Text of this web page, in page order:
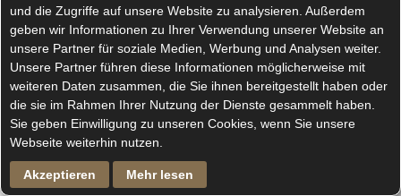
und die Zugriffe auf unsere Website zu analysieren. Außerdem
geben wir Informationen zu Ihrer Verwendung unserer Website an
unsere Partner für soziale Medien, Werbung und Analysen weiter.
Unsere Partner führen diese Informationen möglicherweise mit
weiteren Daten zusammen, die Sie ihnen bereitgestellt haben oder
die sie im Rahmen Ihrer Nutzung der Dienste gesammelt haben.
Sie geben Einwilligung zu unseren Cookies, wenn Sie unsere
Webseite weiterhin nutzen.
Akzeptieren Mehr lesen